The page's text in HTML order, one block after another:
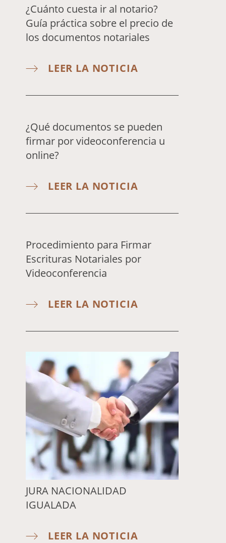
¿Cuánto cuesta ir al notario?
Guía práctica sobre el precio de
los documentos notariales
LEER LA NOTICIA
¿Qué documentos se pueden
firmar por videoconferencia u
online?
LEER LA NOTICIA
Procedimiento para Firmar
Escrituras Notariales por
Videoconferencia
LEER LA NOTICIA
JURA NACIONALIDAD
IGUALADA
LEER LA NOTICIA